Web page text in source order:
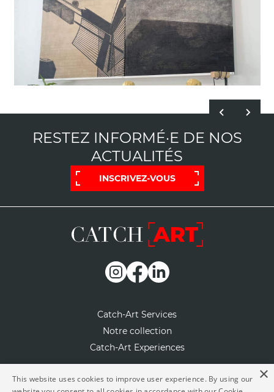
RESTEZ INFORMÉ·E DE NOS
ACTUALITÉS
INSCRIVEZ-VOUS
Catch-Art Services
Notre collection
Catch-Art Experiences
Notre concept
×
This website uses cookies to improve user experience. By using our